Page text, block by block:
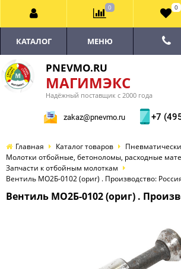
PNEVMO.RU
МАГИМЭКС
Надёжный поставщик с 2000 года
zakaz@pnevmo.ru +7
КАТАЛОГ МЕНЮ
Главная Каталог товаров
Молотки отбойные, бетоноломы, расходные
Запчасти к отбойным молоткам
Вентиль МО2Б-0102 (ориг) . Производство:
Вентиль МО2Б-0102 (ориг) .
0 0